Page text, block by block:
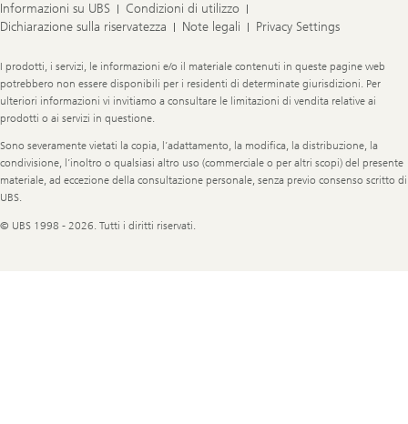
Informazioni su UBS
Condizioni di utilizzo
Dichiarazione sulla riservatezza
Note legali Privacy Settings
Legal
Information
I prodotti, i servizi, le informazioni e/o il materiale contenuti in queste pagine web
potrebbero non essere disponibili per i residenti di determinate giurisdizioni. Per
ulteriori informazioni vi invitiamo a consultare le limitazioni di vendita relative ai
prodotti o ai servizi in questione.
Sono severamente vietati la copia, l’adattamento, la modifica, la distribuzione, la
condivisione, l’inoltro o qualsiasi altro uso (commerciale o per altri scopi) del presente
materiale, ad eccezione della consultazione personale, senza previo consenso scritto di
UBS.
© UBS 1998 - 2026. Tutti i diritti riservati.